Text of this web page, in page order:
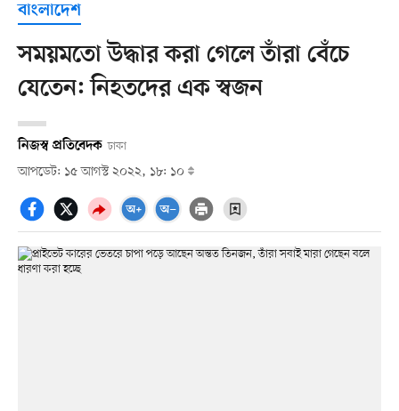
বাংলাদেশ
সময়মতো উদ্ধার করা গেলে তাঁরা বেঁচে
যেতেন: নিহতদের এক স্বজন
নিজস্ব প্রতিবেদক ঢাকা
আপডেট: ১৫ আগস্ট ২০২২, ১৮: ১০